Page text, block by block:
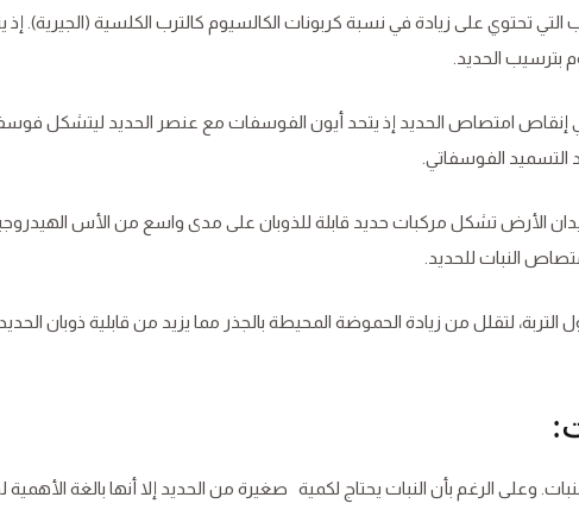
تحتوي على زيادة في نسبة كربونات الكالسيوم كالترب الكلسية (الجيرية). إذ
بترسيب الحديد.
إنقاص امتصاص الحديد إذ يتحد أيون الفوسفات مع عنصر الحديد ليتشكل
التسميد الفوسفاتي.
الأرض تشكل مركبات حديد قابلة للذوبان على مدى واسع من الأس
النبات للحديد.
لتقلل من زيادة الحموضة المحيطة بالجذر مما يزيد من قابلية ذوبان الحديد
وعلى الرغم بأن النبات يحتاج لكمية صغيرة من الحديد إلا أنها بالغة